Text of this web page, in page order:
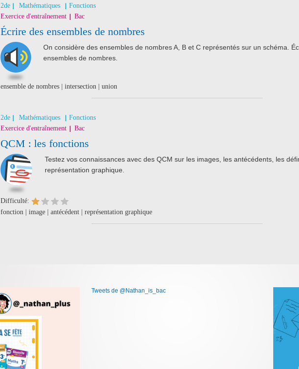
2de Mathématiques
Fonctions
Exercice d'entraînement Bac
Écrire des ensembles de nombres
On considère des ensembles de nombres A, B et C représentés sur un schéma.
ensembles de nombres.
ensemble de nombres | intersection | union
2de Mathématiques
Fonctions
Exercice d'entraînement Bac
QCM : les fonctions
Testez vos connaissances avec des QCM sur les images, les antécédents, les
représentation graphique.
Difficulté:
fonction | image | antécédent | représentation graphique
Tweets de @Nathan_is_bac